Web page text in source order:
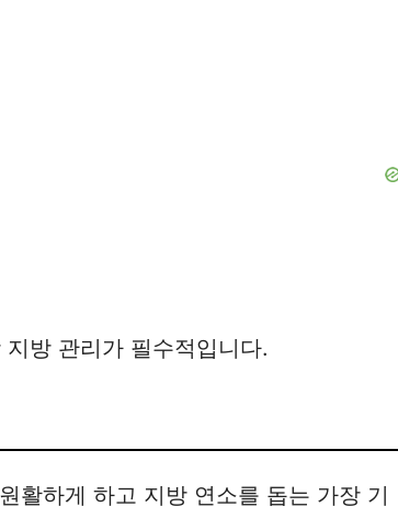
방 관리가 필수적입니다.
활하게 하고 지방 연소를 돕는 가장 기